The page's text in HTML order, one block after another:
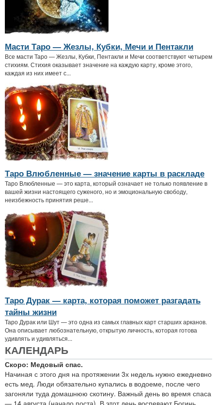
Масти Таро — Жезлы, Кубки, Мечи и Пентакли
Все масти Таро — Жезлы, Кубки, Пентакли и Мечи соответствуют четырем
стихиям. Стихия оказывает значение на каждую карту, кроме этого,
каждая из них имеет с...
Таро Влюбленные — значение карты в раскладе
Таро Влюбленные — это карта, который означает не только появление в
вашей жизни настоящего суженого, но и эмоциональную свободу,
неизбежность принятия реше...
Таро Дурак — карта, которая поможет разгадать
тайны жизни
Таро Дурак или Шут — это одна из самых главных карт старших арканов.
Она описывает любознательную, открытую личность, которая готова
удивлять и удивляться...
КАЛЕНДАРЬ
Скоро: Медовый спас.
Начиная с этого дня на протяжении 3х недель нужно ежедневно
есть мед. Люди обязательно купались в водоеме, после чего
загоняли туда домашнюю скотину. Важный день во время спаса
— 14 августа (начало поста). В этот день воспевают Богинь